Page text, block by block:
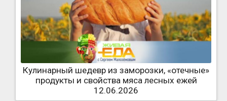
Кулинарный шедевр из заморозки, «отечные»
продукты и свойства мяса лесных ежей
12.06.2026